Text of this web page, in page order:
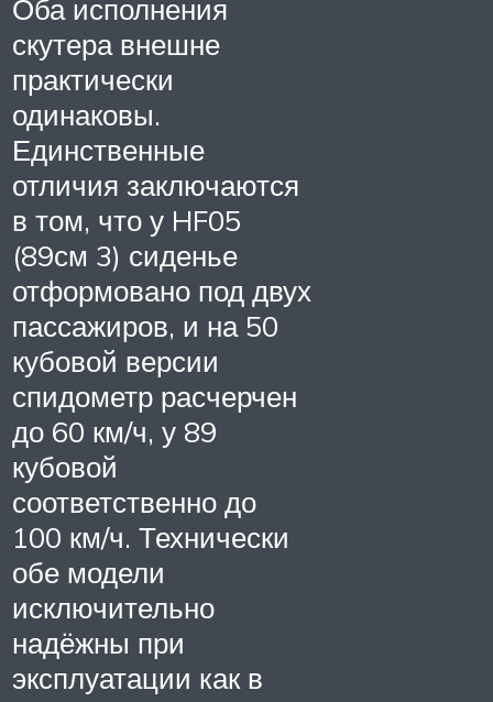
Оба исполнения
скутера внешне
практически
одинаковы.
Единственные
отличия заключаются
в том, что у HF05
(89см 3) сиденье
отформовано под двух
пассажиров, и на 50
кубовой версии
спидометр расчерчен
до 60 км/ч, у 89
кубовой
соответственно до
100 км/ч. Технически
обе модели
исключительно
надёжны при
эксплуатации как в